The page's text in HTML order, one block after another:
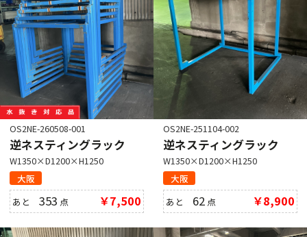
OS2NE-260508-001
逆ネスティングラック
W1350×D1200×H1250
大阪
あと353 点 ￥7,500
OS2NE-251104-002
逆ネスティングラック
W1350×D1200×H1250
大阪
あと 62 点 ￥8,900